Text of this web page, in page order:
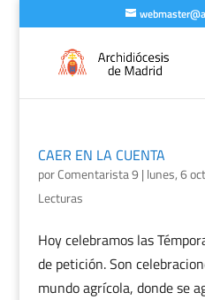
CAER EN LA CUENTA
porComentarista 9 | lunes, 6
Lecturas
Hoy celebramos las
de petición. Son
mundo agrícola, donde se